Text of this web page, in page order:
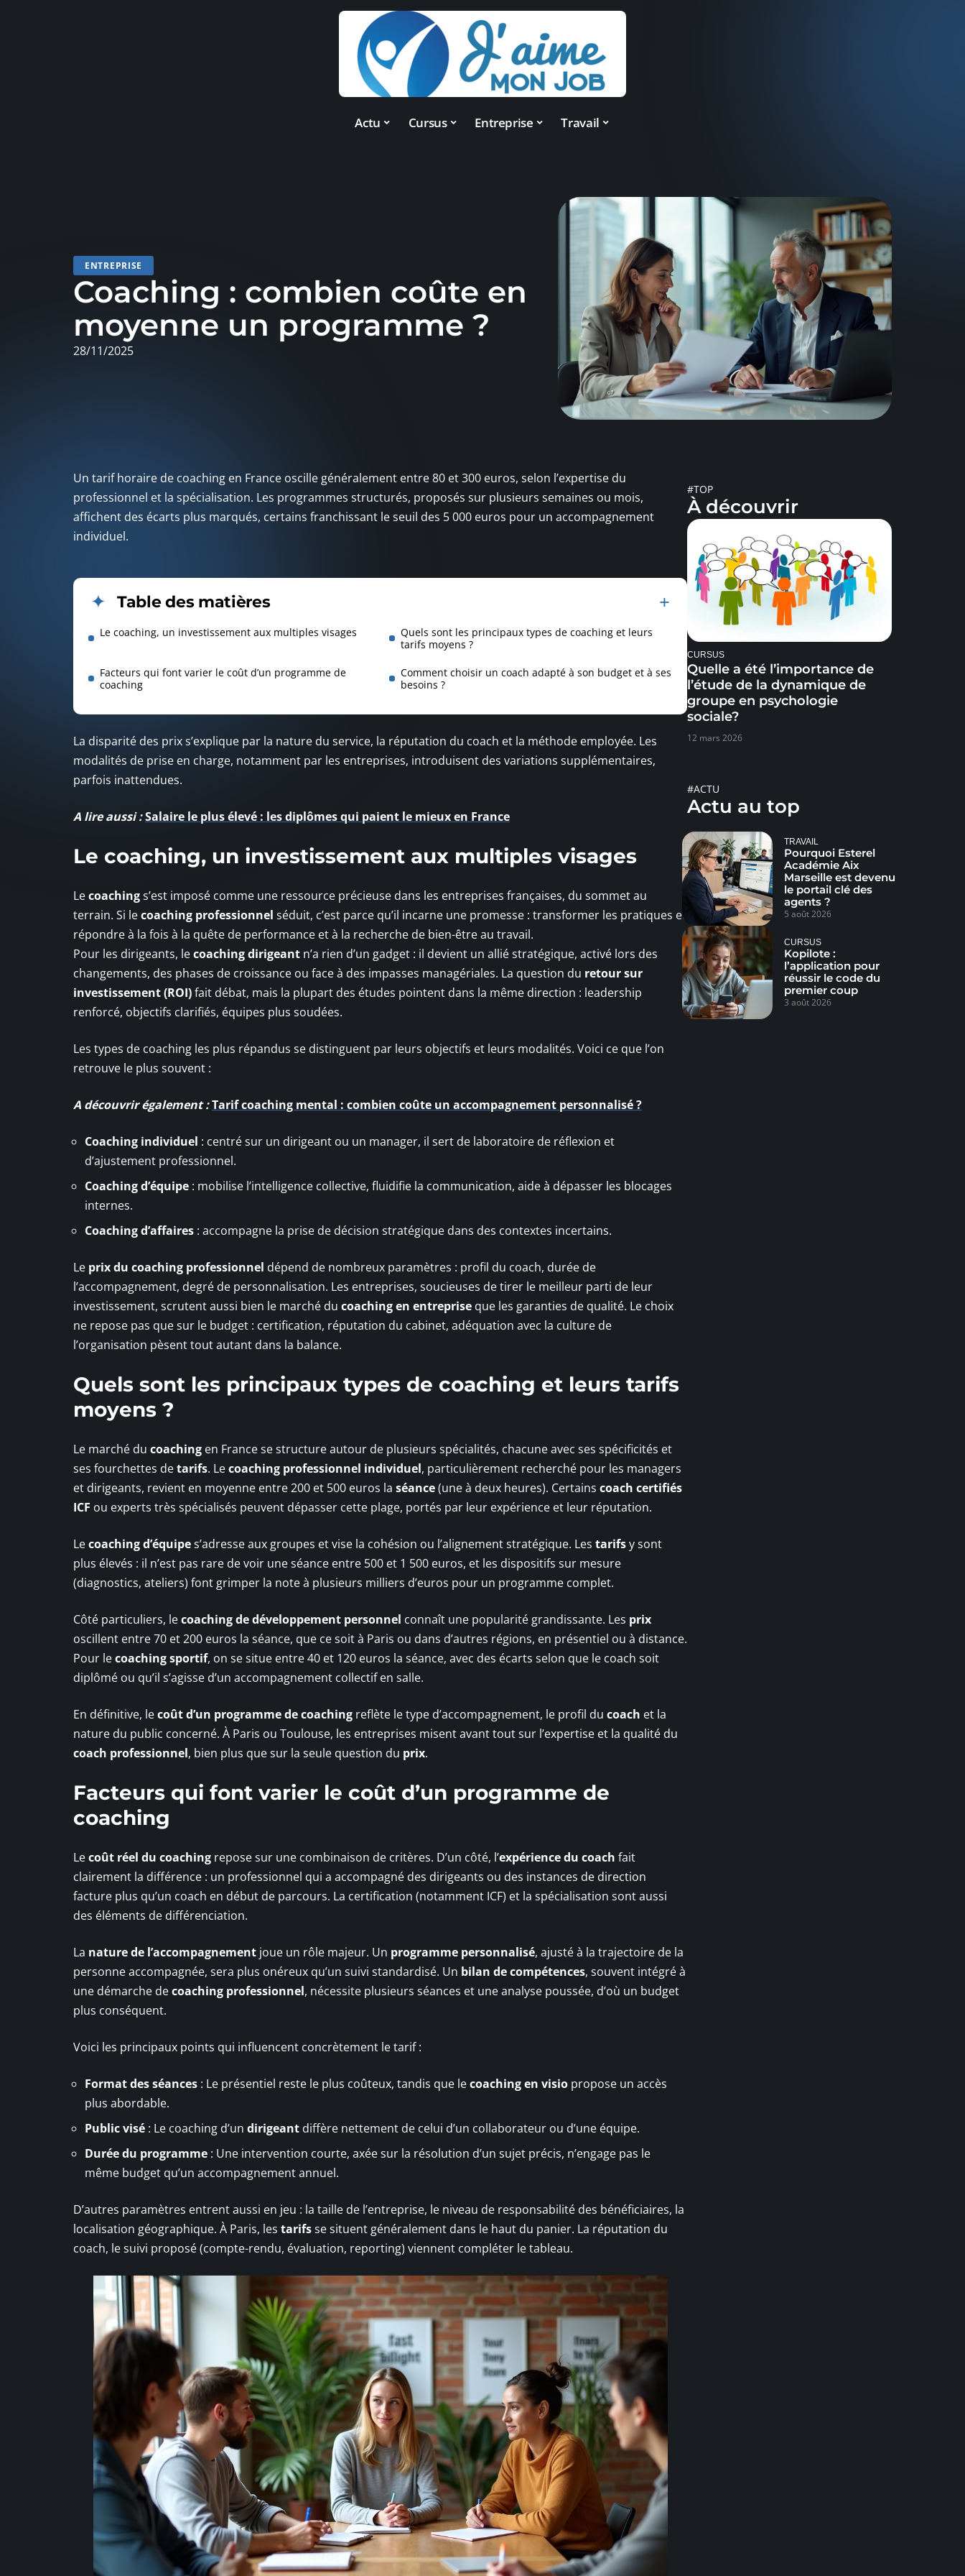
Actu Cursus Entreprise Travail
ENTREPRISE
Coaching : combien coûte en
moyenne un programme ?
28/11/2025
Un tarif horaire de coaching en France oscille généralement entre 80 et 300 euros, selon l’expertise du
professionnel et la spécialisation. Les programmes structurés, proposés sur plusieurs semaines ou mois,
affichent des écarts plus marqués, certains franchissant le seuil des 5 000 euros pour un accompagnement
individuel.
Table des matières
Le coaching, un investissement aux multiples visages
Quels sont les principaux types de coaching et leurs
tarifs moyens ?
Facteurs qui font varier le coût d’un programme de
coaching
Comment choisir un coach adapté à son budget et à ses
besoins ?
La disparité des prix s’explique par la nature du service, la réputation du coach et la méthode employée. Les
modalités de prise en charge, notamment par les entreprises, introduisent des variations supplémentaires,
parfois inattendues.
A lire aussi :Salaire le plus élevé : les diplômes qui paient le mieux en France
Le coaching, un investissement aux multiples visages
Lecoachings’est imposé comme une ressource précieuse dans les entreprises françaises, du sommet au
terrain. Si lecoaching professionnel séduit, c’est parce qu’il incarne une promesse : transformer les pratiques et
répondre à la fois à la quête de performance et à la recherche de bien-être au travail.
Pour les dirigeants, lecoaching dirigeant n’a rien d’un gadget : il devient un allié stratégique, activé lors des
changements, des phases de croissance ou face à des impasses managériales. La question du retour sur
investissement (ROI)fait débat, mais la plupart des études pointent dans la même direction : leadership
renforcé, objectifs clarifiés, équipes plus soudées.
Les types de coaching les plus répandus se distinguent par leurs objectifs et leurs modalités. Voici ce que l’on
retrouve le plus souvent :
A découvrir également :Tarif coaching mental : combien coûte un accompagnement personnalisé ?
Coaching individuel : centré sur un dirigeant ou un manager, il sert de laboratoire de réflexion et
d’ajustement professionnel.
Coaching d’équipe : mobilise l’intelligence collective, fluidifie la communication, aide à dépasser les blocages
internes.
Coaching d’affaires : accompagne la prise de décision stratégique dans des contextes incertains.
Le prix du coaching professionnel dépend de nombreux paramètres : profil du coach, durée de
l’accompagnement, degré de personnalisation. Les entreprises, soucieuses de tirer le meilleur parti de leur
investissement, scrutent aussi bien le marché du coaching en entreprise que les garanties de qualité. Le choix
ne repose pas que sur le budget : certification, réputation du cabinet, adéquation avec la culture de
l’organisation pèsent tout autant dans la balance.
Quels sont les principaux types de coaching et leurs tarifs
moyens ?
Le marché du coaching en France se structure autour de plusieurs spécialités, chacune avec ses spécificités et
ses fourchettes detarifs. Lecoaching professionnel individuel, particulièrement recherché pour les managers
et dirigeants, revient en moyenne entre 200 et 500 euros la séance(une à deux heures). Certains coach certifiés
ICF ou experts très spécialisés peuvent dépasser cette plage, portés par leur expérience et leur réputation.
Lecoaching d’équipes’adresse aux groupes et vise la cohésion ou l’alignement stratégique. Les tarifsy sont
plus élevés : il n’est pas rare de voir une séance entre 500 et 1 500 euros, et les dispositifs sur mesure
(diagnostics, ateliers) font grimper la note à plusieurs milliers d’euros pour un programme complet.
Côté particuliers, lecoaching de développement personnel connaît une popularité grandissante. Les prix
oscillent entre 70 et 200 euros la séance, que ce soit à Paris ou dans d’autres régions, en présentiel ou à distance.
Pour lecoaching sportif, on se situe entre 40 et 120 euros la séance, avec des écarts selon que le coach soit
diplômé ou qu’il s’agisse d’un accompagnement collectif en salle.
En définitive, lecoût d’un programme de coaching reflète le type d’accompagnement, le profil du coach et la
nature du public concerné. À Paris ou Toulouse, les entreprises misent avant tout sur l’expertise et la qualité du
coach professionnel, bien plus que sur la seule question du prix.
Facteurs qui font varier le coût d’un programme de
coaching
Lecoût réel du coaching repose sur une combinaison de critères. D’un côté, l’expérience du coach fait
clairement la différence : un professionnel qui a accompagné des dirigeants ou des instances de direction
facture plus qu’un coach en début de parcours. La certification (notamment ICF) et la spécialisation sont aussi
des éléments de différenciation.
La nature de l’accompagnement joue un rôle majeur. Un programme personnalisé, ajusté à la trajectoire de la
personne accompagnée, sera plus onéreux qu’un suivi standardisé. Un bilan de compétences, souvent intégré à
une démarche decoaching professionnel, nécessite plusieurs séances et une analyse poussée, d’où un budget
plus conséquent.
Voici les principaux points qui influencent concrètement le tarif :
Format des séances : Le présentiel reste le plus coûteux, tandis que lecoaching en visio propose un accès
plus abordable.
Public visé : Le coaching d’un dirigeant diffère nettement de celui d’un collaborateur ou d’une équipe.
Durée du programme : Une intervention courte, axée sur la résolution d’un sujet précis, n’engage pas le
même budget qu’un accompagnement annuel.
D’autres paramètres entrent aussi en jeu : la taille de l’entreprise, le niveau de responsabilité des bénéficiaires, la
localisation géographique. À Paris, les tarifsse situent généralement dans le haut du panier. La réputation du
coach, le suivi proposé (compte-rendu, évaluation, reporting) viennent compléter le tableau.
#TOP
À découvrir
CURSUS
Quelle a été l’importance de
l’étude de la dynamique de
groupe en psychologie
sociale?
12 mars 2026
#ACTU
Actu au top
TRAVAIL
Pourquoi Esterel
Académie Aix
Marseille est devenu
le portail clé des
agents ?
5 août 2026
CURSUS
Kopilote :
l’application pour
réussir le code du
premier coup
3 août 2026